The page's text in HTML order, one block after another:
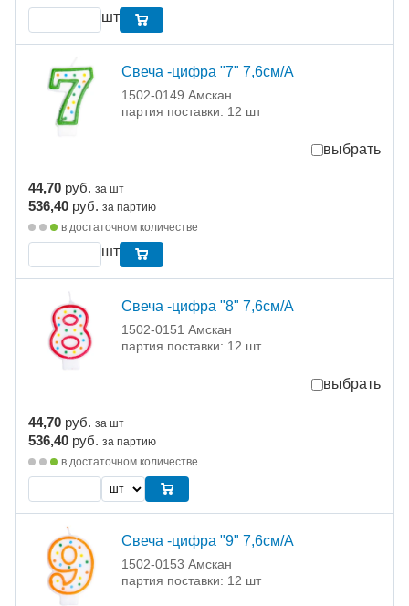
шт
Свеча -цифра "7" 7,6см/A
1502-0149 Амскан
партия поставки: 12 шт
выбрать
44,70 руб. за шт
536,40 руб. за партию
в достаточном количестве
шт
Свеча -цифра "8" 7,6см/A
1502-0151 Амскан
партия поставки: 12 шт
выбрать
44,70 руб. за шт
536,40 руб. за партию
в достаточном количестве
Свеча -цифра "9" 7,6см/A
1502-0153 Амскан
партия поставки: 12 шт